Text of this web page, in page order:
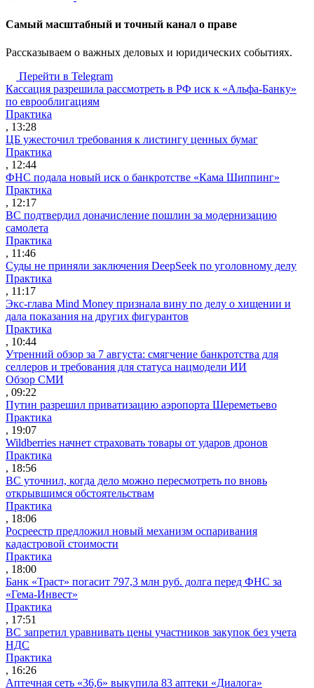
Cамый масштабный и точный канал о праве
Рассказываем о важных деловых и юридических событиях.
Перейти в Telegram
Кассация разрешила рассмотреть в РФ иск к «Альфа-Банку»
по еврооблигациям
Практика
, 13:28
ЦБ ужесточил требования к листингу ценных бумаг
Практика
, 12:44
ФНС подала новый иск о банкротстве «Кама Шиппинг»
Практика
, 12:17
ВС подтвердил доначисление пошлин за модернизацию
самолета
Практика
, 11:46
Суды не приняли заключения DeepSeek по уголовному делу
Практика
, 11:17
Экс-глава Mind Money признала вину по делу о хищении и
дала показания на других фигурантов
Практика
, 10:44
Утренний обзор за 7 августа: смягчение банкротства для
селлеров и требования для статуса нацмодели ИИ
Обзор СМИ
, 09:22
Путин разрешил приватизацию аэропорта Шереметьево
Практика
, 19:07
Wildberries начнет страховать товары от ударов дронов
Практика
, 18:56
ВС уточнил, когда дело можно пересмотреть по вновь
открывшимся обстоятельствам
Практика
, 18:06
Росреестр предложил новый механизм оспаривания
кадастровой стоимости
Практика
, 18:00
Банк «Траст» погасит 797,3 млн руб. долга перед ФНС за
«Гема-Инвест»
Практика
, 17:51
ВС запретил уравнивать цены участников закупок без учета
НДС
Практика
, 16:26
Аптечная сеть «36,6» выкупила 83 аптеки «Диалога»